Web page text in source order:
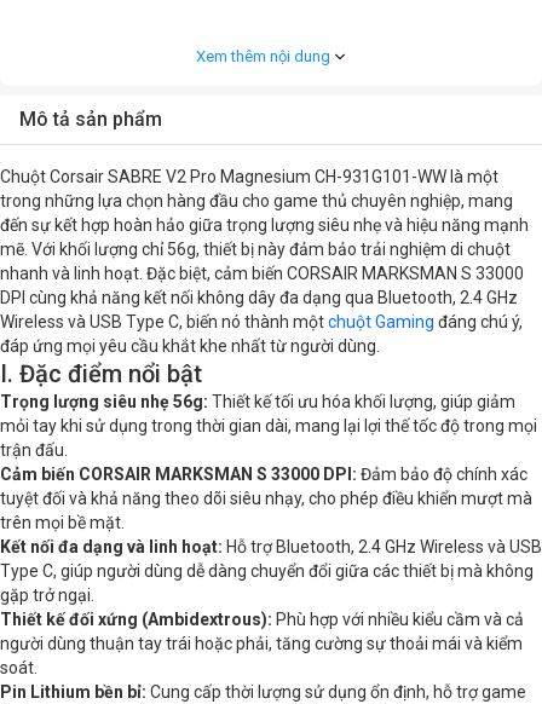
Kiểu cầm Ambidextrous / Đối xứng
Độ phân giải (CPI/DPI) 33000DPI
Dạng cảm biến Optical
Tên cảm biến CORSAIR MARKSMAN S sensor
Số nút bấm
Kiểu pin Pin Lithium
Kích thước 122.9 x 64.1 x 38.8mm
Khối lượng 56g
Xem thêm nội dung
Mô tả sản phẩm
Chuột Corsair SABRE V2 Pro Magnesium CH-931G101-WW là một
trong những lựa chọn hàng đầu cho game thủ chuyên nghiệp, mang
đến sự kết hợp hoàn hảo giữa trọng lượng siêu nhẹ và hiệu năng mạnh
mẽ. Với khối lượng chỉ 56g, thiết bị này đảm bảo trải nghiệm di chuột
nhanh và linh hoạt. Đặc biệt, cảm biến CORSAIR MARKSMAN S 33000
DPI cùng khả năng kết nối không dây đa dạng qua Bluetooth, 2.4 GHz
Wireless và USB Type C, biến nó thành mộtchuột Gaming đáng chú ý,
đáp ứng mọi yêu cầu khắt khe nhất từ người dùng.
I. Đặc điểm nổi bật
Trọng lượng siêu nhẹ 56g: Thiết kế tối ưu hóa khối lượng, giúp giảm
mỏi tay khi sử dụng trong thời gian dài, mang lại lợi thế tốc độ trong mọi
trận đấu.
Cảm biến CORSAIR MARKSMAN S 33000 DPI: Đảm bảo độ chính xác
tuyệt đối và khả năng theo dõi siêu nhạy, cho phép điều khiển mượt mà
trên mọi bề mặt.
Kết nối đa dạng và linh hoạt: Hỗ trợ Bluetooth, 2.4 GHz Wireless và USB
Type C, giúp người dùng dễ dàng chuyển đổi giữa các thiết bị mà không
gặp trở ngại.
Thiết kế đối xứng (Ambidextrous): Phù hợp với nhiều kiểu cầm và cả
người dùng thuận tay trái hoặc phải, tăng cường sự thoải mái và kiểm
soát.
Pin Lithium bền bỉ: Cung cấp thời lượng sử dụng ổn định, hỗ trợ game